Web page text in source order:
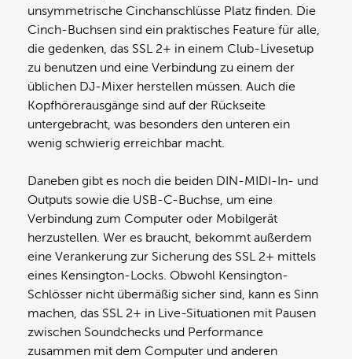
unsymmetrische Cinchanschlüsse Platz finden. Die
Cinch-Buchsen sind ein praktisches Feature für alle,
die gedenken, das SSL 2+ in einem Club-Livesetup
zu benutzen und eine Verbindung zu einem der
üblichen DJ-Mixer herstellen müssen. Auch die
Kopfhörerausgänge sind auf der Rückseite
untergebracht, was besonders den unteren ein
wenig schwierig erreichbar macht.
Daneben gibt es noch die beiden DIN-MIDI-In- und
Outputs sowie die USB-C-Buchse, um eine
Verbindung zum Computer oder Mobilgerät
herzustellen. Wer es braucht, bekommt außerdem
eine Verankerung zur Sicherung des SSL 2+ mittels
eines Kensington-Locks. Obwohl Kensington-
Schlösser nicht übermäßig sicher sind, kann es Sinn
machen, das SSL 2+ in Live-Situationen mit Pausen
zwischen Soundchecks und Performance
zusammen mit dem Computer und anderen